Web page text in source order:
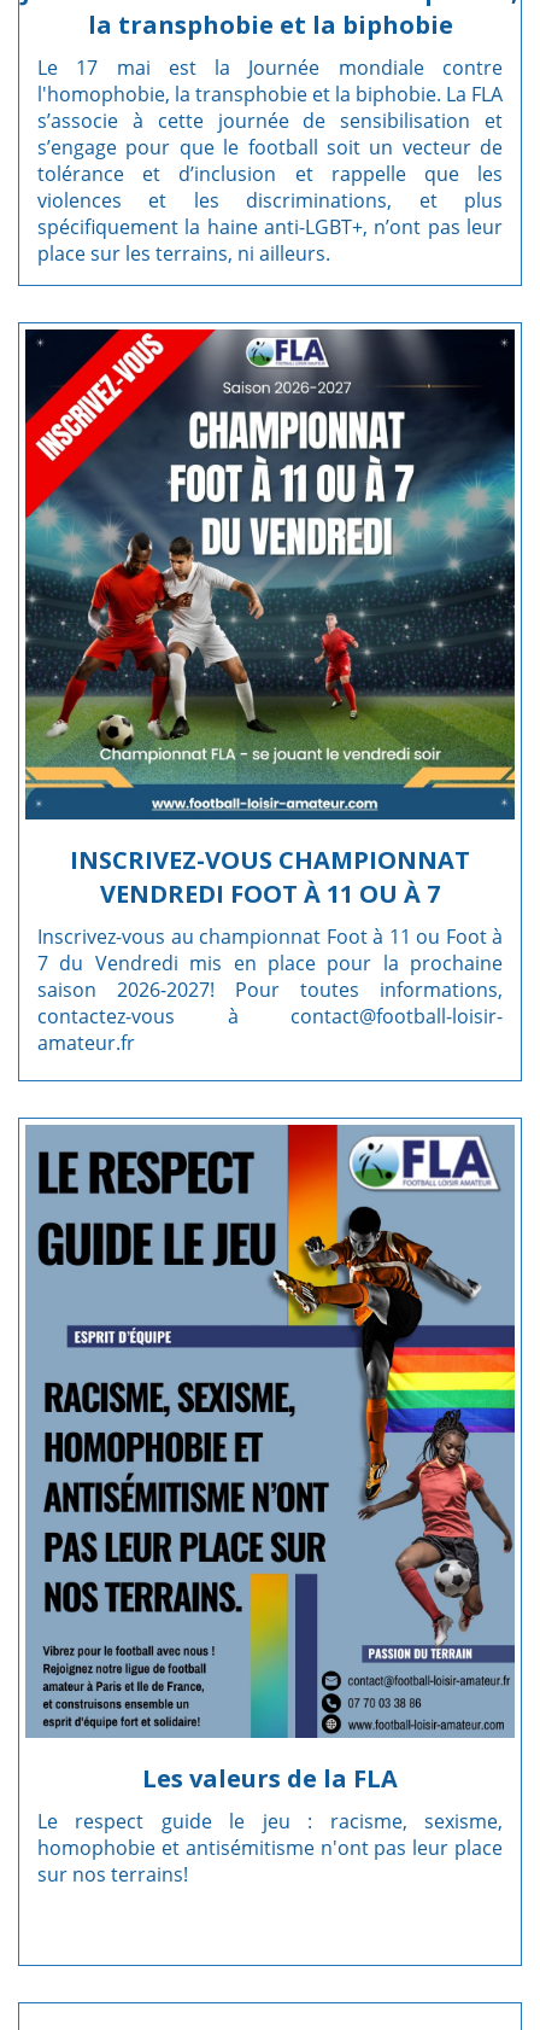
la transphobie et la biphobie
Le 17 mai est la Journée mondiale contre
l'homophobie, la transphobie et la biphobie. La FLA
s’associe à cette journée de sensibilisation et
s’engage pour que le football soit un vecteur de
tolérance et d’inclusion et rappelle que les
violences et les discriminations, et plus
spécifiquement la haine anti-LGBT+, n’ont pas leur
place sur les terrains, ni ailleurs.
INSCRIVEZ-VOUS CHAMPIONNAT
VENDREDI FOOT À 11 OU À 7
Inscrivez-vous au championnat Foot à 11 ou Foot à
7 du Vendredi mis en place pour la prochaine
saison 2026-2027! Pour toutes informations,
contactez-vous à contact@football-loisir-
amateur.fr
Les valeurs de la FLA
Le respect guide le jeu : racisme, sexisme,
homophobie et antisémitisme n'ont pas leur place
sur nos terrains!